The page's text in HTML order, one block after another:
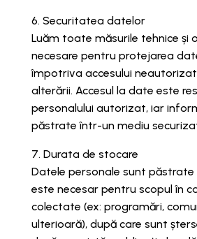
6. Securitatea datelor
Luăm toate măsurile tehnice și
necesare pentru protejarea
împotriva accesului
alterării. Accesul la date este
personalului autorizat, iar
păstrate într-un mediu
7. Durata de stocare
Datele personale sunt
este necesar pentru scopul în
colectate (ex: programări,
ulterioară), după care sunt